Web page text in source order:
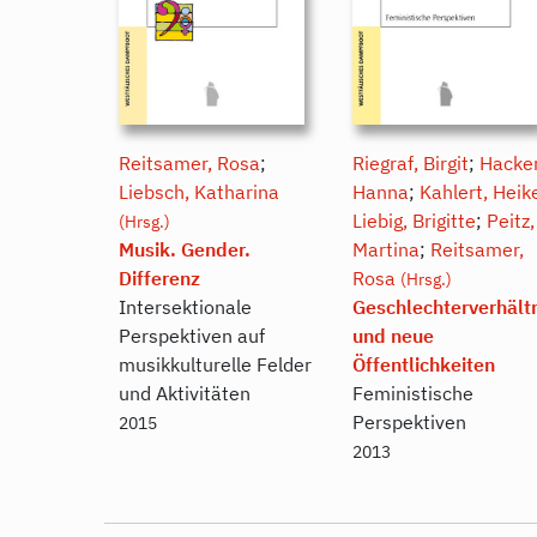
Reitsamer, Rosa;
Liebsch, Katharina
(Hrsg.)
Musik. Gender.
Differenz
Intersektionale
Perspektiven auf
musikkulturelle Felder
und Aktivitäten
2015
Riegraf, Birgit;
Hanna; Kahlert,
Liebig, Brigitte; Peitz,
Martina; Reitsamer,
Rosa (Hrsg.)
und neue
Öffentlichkeiten
Feministische
Perspektiven
2013